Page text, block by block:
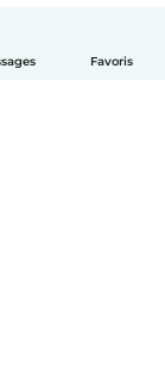
Favoris